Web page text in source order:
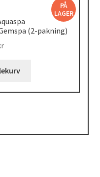
PÅ
LAGER
(2-pakning)